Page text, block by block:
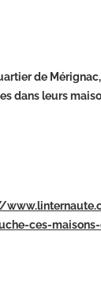
de
dans leurs
ces-